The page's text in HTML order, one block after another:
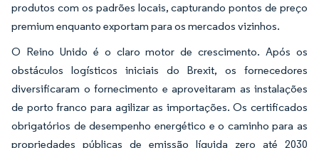
produtos com os padrões locais, capturando pontos de preço
premium enquanto exportam para os mercados vizinhos.
O Reino Unido é o claro motor de crescimento. Após os
obstáculos logísticos iniciais do Brexit, os fornecedores
diversificaram o fornecimento e aproveitaram as instalações
de porto franco para agilizar as importações. Os certificados
obrigatórios de desempenho energético e o caminho para as
propriedades públicas de emissão líquida zero até 2030